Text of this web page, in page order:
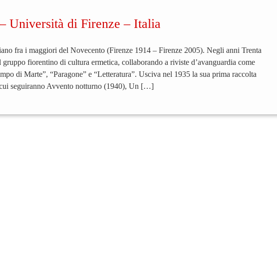
Università di Firenze – Italia
fra i maggiori del Novecento (Firenze 1914 – Firenze 2005). Negli anni Trenta
gruppo fiorentino di cultura ermetica, collaborando a riviste d’avanguardia come
di Marte”, “Paragone” e “Letteratura”. Usciva nel 1935 la sua prima raccolta
seguiranno Avvento notturno (1940), Un […]